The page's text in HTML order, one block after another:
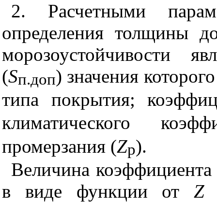
2. Расчетными
определения толщины
морозоустойчивости
(Sп.доп) значения
типа покрытия;
климатического
промерзания (Zр).
Величина
в виде функции отZ